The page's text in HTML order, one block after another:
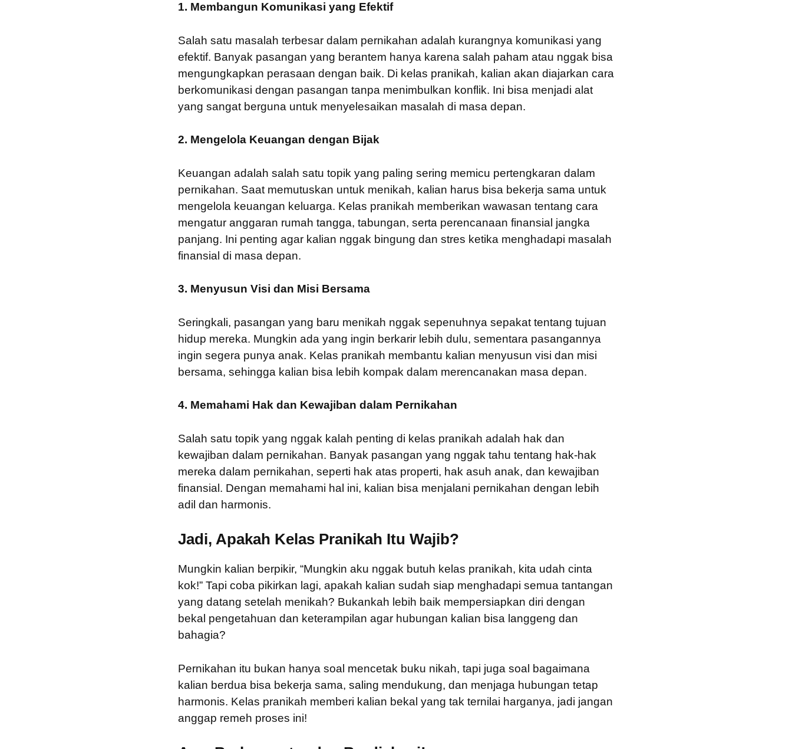
1. Membangun Komunikasi yang Efektif
Salah satu masalah terbesar dalam pernikahan adalah kurangnya komunikasi yang
efektif. Banyak pasangan yang berantem hanya karena salah paham atau nggak bisa
mengungkapkan perasaan dengan baik. Di kelas pranikah, kalian akan diajarkan cara
berkomunikasi dengan pasangan tanpa menimbulkan konflik. Ini bisa menjadi alat
yang sangat berguna untuk menyelesaikan masalah di masa depan.
2. Mengelola Keuangan dengan Bijak
Keuangan adalah salah satu topik yang paling sering memicu pertengkaran dalam
pernikahan. Saat memutuskan untuk menikah, kalian harus bisa bekerja sama untuk
mengelola keuangan keluarga. Kelas pranikah memberikan wawasan tentang cara
mengatur anggaran rumah tangga, tabungan, serta perencanaan finansial jangka
panjang. Ini penting agar kalian nggak bingung dan stres ketika menghadapi masalah
finansial di masa depan.
3. Menyusun Visi dan Misi Bersama
Seringkali, pasangan yang baru menikah nggak sepenuhnya sepakat tentang tujuan
hidup mereka. Mungkin ada yang ingin berkarir lebih dulu, sementara pasangannya
ingin segera punya anak. Kelas pranikah membantu kalian menyusun visi dan misi
bersama, sehingga kalian bisa lebih kompak dalam merencanakan masa depan.
4. Memahami Hak dan Kewajiban dalam Pernikahan
Salah satu topik yang nggak kalah penting di kelas pranikah adalah hak dan
kewajiban dalam pernikahan. Banyak pasangan yang nggak tahu tentang hak-hak
mereka dalam pernikahan, seperti hak atas properti, hak asuh anak, dan kewajiban
finansial. Dengan memahami hal ini, kalian bisa menjalani pernikahan dengan lebih
adil dan harmonis.
Jadi, Apakah Kelas Pranikah Itu Wajib?
Mungkin kalian berpikir, “Mungkin aku nggak butuh kelas pranikah, kita udah cinta
kok!” Tapi coba pikirkan lagi, apakah kalian sudah siap menghadapi semua tantangan
yang datang setelah menikah? Bukankah lebih baik mempersiapkan diri dengan
bekal pengetahuan dan keterampilan agar hubungan kalian bisa langgeng dan
bahagia?
Pernikahan itu bukan hanya soal mencetak buku nikah, tapi juga soal bagaimana
kalian berdua bisa bekerja sama, saling mendukung, dan menjaga hubungan tetap
harmonis. Kelas pranikah memberi kalian bekal yang tak ternilai harganya, jadi jangan
anggap remeh proses ini!